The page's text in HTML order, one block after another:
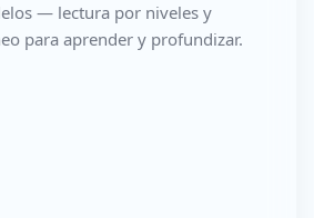
— lectura por niveles y
para aprender y profundizar.